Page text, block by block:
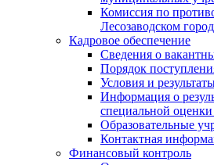
Комиссия по
Лесозаводском
Кадровое обеспечение
Сведения о
Порядок
Условия и
Информация о
специальной
Образовательные
Контактная
Финансовый контроль